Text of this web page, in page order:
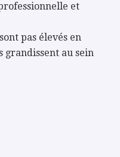
et
pas élevés en
grandissent au sein